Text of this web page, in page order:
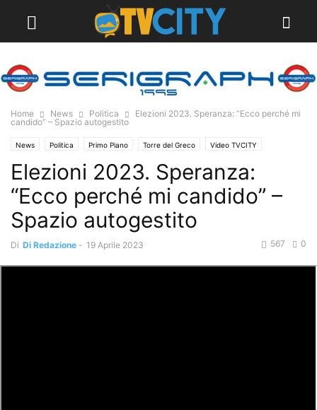
Home News Politica
Elezioni 2023. Speranza: “Ecco perché mi
candido” – Spazio autogestito
News Politica Primo Piano Torre del Greco Video TVCITY
Elezioni 2023. Speranza:
“Ecco perché mi candido” –
Spazio autogestito
Di Di Redazione - 19 Aprile 2023 0
567